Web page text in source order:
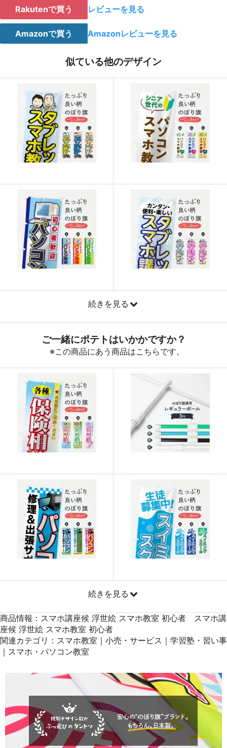
20 923
21 921
22 919
917
24 915 21960
913 22825
26 911 23686
909 24543
28 907 25396
31 901 27931
32 899 28768
33 897 29601
34 895 30430
890
37 888 32856
887 33706
40 883 35320
41 880 36080
878 36876
43 876 37668
45 874 39330
46 873 40158
47 872 40984
48 871 41808
49 869 42581
Rakutenで買う レビューを見る
Amazonで買う Amazonレビューを見る
似ている他のデザイン
続きを見る
続きを見る
商品情報：スマホ講座候 浮世絵 スマホ教室 初心者 スマホ講
座候 浮世絵 スマホ教室 初心者
関連カテゴリ：スマホ教室｜小売・サービス｜学習塾・習い事
｜スマホ・パソコン教室